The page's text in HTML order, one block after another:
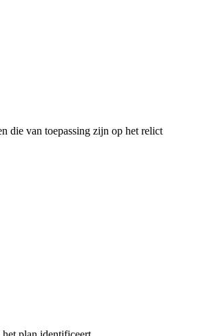
die van toepassing zijn op het relict